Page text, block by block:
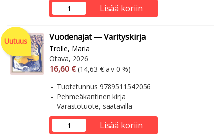
Lisää koriin
Uutuus Vuodenajat — Värityskirja
Trolle, Maria
Otava, 2026
Arvonlisäverollinen hinta
16,60 € Arvonlisäveroton hinta
(14,63 € alv 0 %)
Tuotetunnus 9789511542056
Pehmeäkantinen kirja
Varastotuote, saatavilla
Lisää koriin